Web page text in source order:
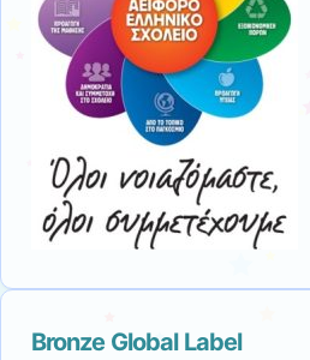
Bronze Global Label